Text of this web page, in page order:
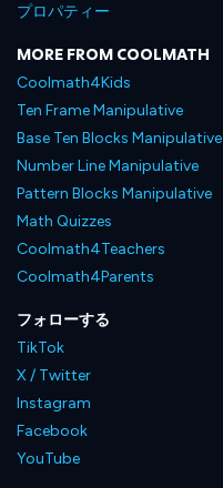
プロパティー
MORE FROM COOLMATH
Coolmath4Kids
Ten Frame Manipulative
Base Ten Blocks Manipulative
Number Line Manipulative
Pattern Blocks Manipulative
Math Quizzes
Coolmath4Teachers
Coolmath4Parents
フォローする
TikTok
X / Twitter
Instagram
Facebook
YouTube